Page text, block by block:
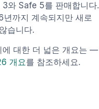
와 Safe 5를 판매합니다.
까지 계속되지만 새로
습니다.
에 대한 더 넓은 개요는 —
개요를 참조하세요.